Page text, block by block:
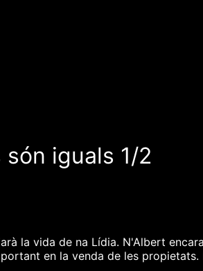
iguals 1/2
la vida de na Lídia. N'Albert
en la venda de les